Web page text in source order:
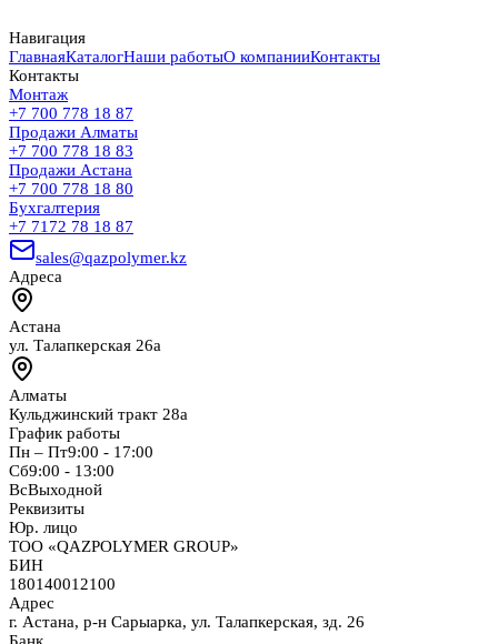
Навигация
ГлавнаяКаталогНаши работыО компанииКонтакты
Контакты
Монтаж
+7 700 778 18 87
Продажи Алматы
+7 700 778 18 83
Продажи Астана
+7 700 778 18 80
Бухгалтерия
+7 7172 78 18 87
sales@qazpolymer.kz
Адреса
Астана
ул. Талапкерская 26а
Алматы
Кульджинский тракт 28а
График работы
Пн – Пт9:00 - 17:00
Сб9:00 - 13:00
ВсВыходной
Реквизиты
Юр. лицо
ТОО «QAZPOLYMER GROUP»
БИН
180140012100
Адрес
г. Астана, р-н Сарыарка, ул. Талапкерская, зд. 26